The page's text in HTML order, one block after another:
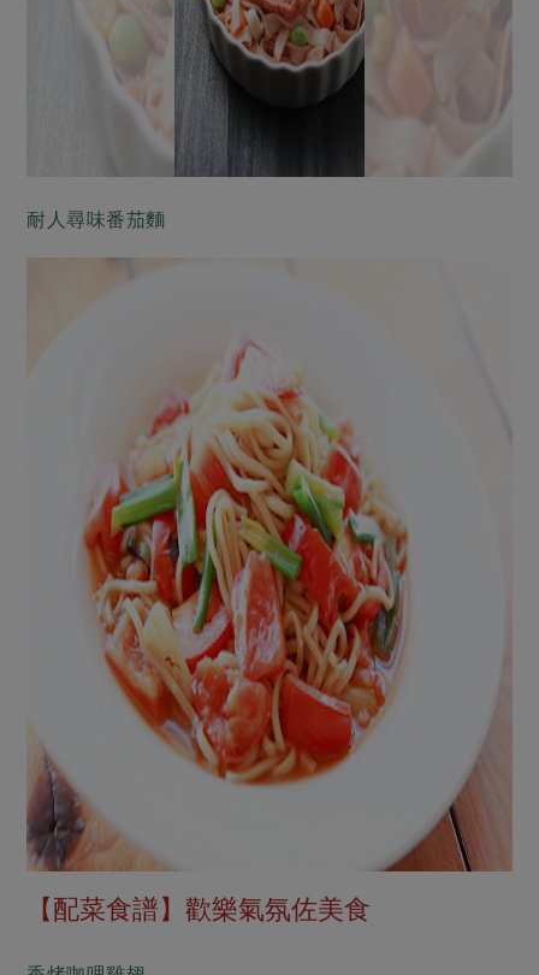
耐人尋味番茄麵
【配菜食譜】歡樂氣氛佐美食